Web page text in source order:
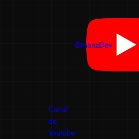
@ManzDev
Canal
de
Youtube